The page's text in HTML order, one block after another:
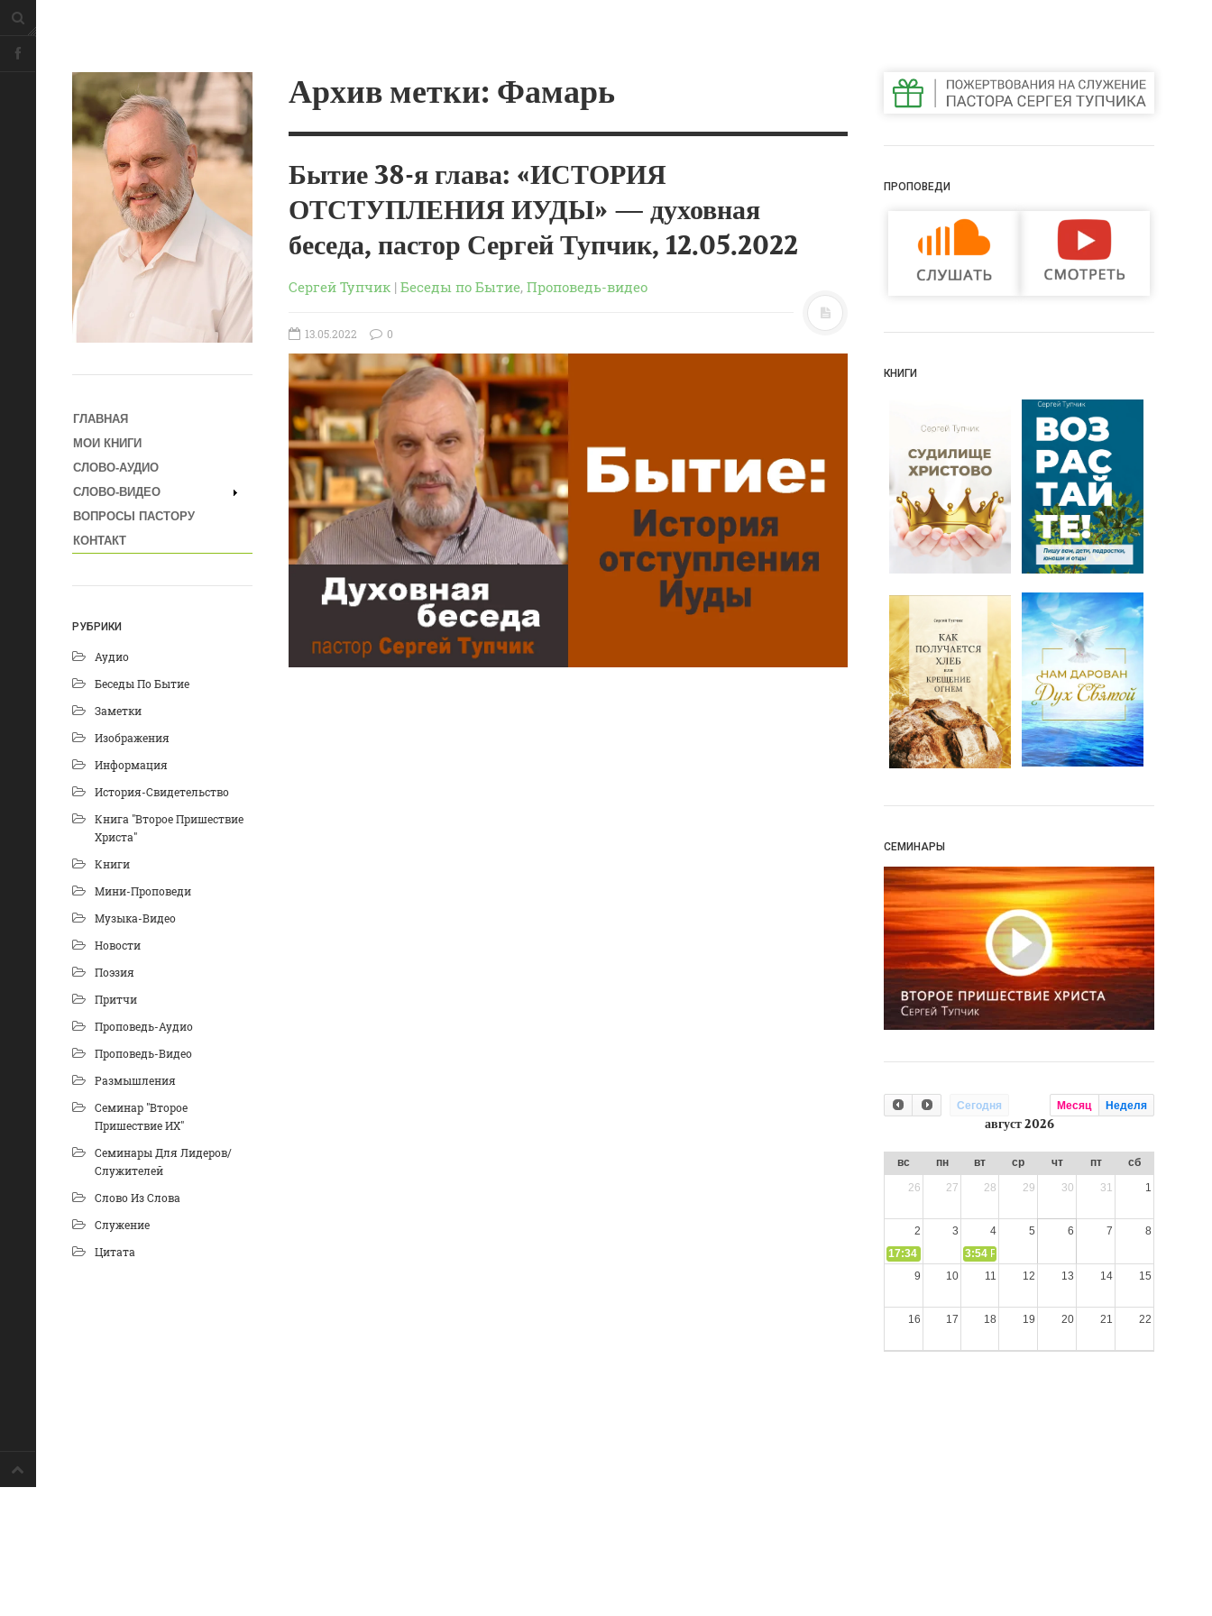
ГЛАВНАЯ
МОИ КНИГИ
СЛОВО-АУДИО
СЛОВО-ВИДЕО
ВОПРОСЫ ПАСТОРУ
КОНТАКТ
РУБРИКИ
Аудио
Беседы По Бытие
Заметки
Изображения
Информация
История-Свидетельство
Книга "Второе Пришествие
Христа"
Книги
Мини-Проповеди
Музыка-Видео
Новости
Поэзия
Притчи
Проповедь-Аудио
Проповедь-Видео
Размышления
Семинар "Второе
Пришествие ИХ"
Семинары Для Лидеров/
Служителей
Слово Из Слова
Служение
Цитата
Архив метки: Фамарь
Бытие 38-я глава: «ИСТОРИЯ
ОТСТУПЛЕНИЯ ИУДЫ» — духовная
беседа, пастор Сергей Тупчик, 12.05.2022
Сергей Тупчик | Беседы по Бытие, Проповедь-видео
13.05.2022 0
ПРОПОВЕДИ
КНИГИ
СЕМИНАРЫ
Сегодня Месяц Неделя
август 2026
вс пн вт ср чт пт
сб
26
27 28 29 30 31 1
2 3 4 5 6 7
8
17:34
СЛОВО из СЛОВА – «Ищите Господа, призывайте Его»
3:54 РАЗМЫШЛЕНИЕ: Дух Святой не угашайте!
9
10 11 12 13 14 15
16 17 18 19 20 21 22